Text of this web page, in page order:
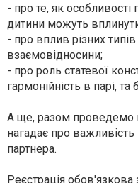
- про те, як
дитини можуть
- про вплив різних
взаємовідносини;
- про роль статевої
гармонійність в парі,
А ще, разом проведемо
нагадає про
партнера.
Реєстрація обов'язкова